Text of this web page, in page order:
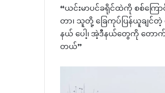
“ယင်းမာပင်ခရိုင်ထဲကို စစ်ကြေ
တာ၊ သူတို့ ခြေကုပ်ပြန်ယူချ
နယ် ပေါ့၊ အဲ့ဒီနယ်တွေကို တော
တယ်”